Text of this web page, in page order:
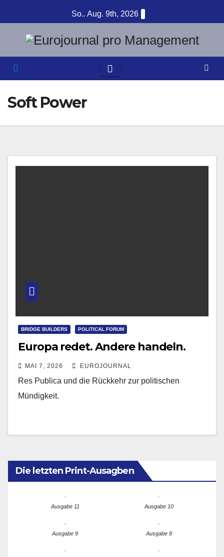
Inhalt
springen
So.. Aug. 9th, 2026
Soft Power
BRIDGE BUILDERS POLITICAL FORUM
Europa redet. Andere handeln.
MAI 7, 2026 EUROJOURNAL
Res Publica und die Rückkehr zur politischen
Mündigkeit.
Die letzten Print-Ausagben
Ausgabe 11 Ausgabe 10
Ausgabe 9 Ausgabe 8